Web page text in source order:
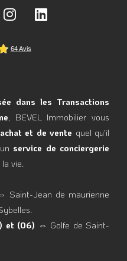
dans les Transactions
, BEVEL Immobilier vous
et de vente quel qu'il
service de conciergerie
vie.
Saint-Jean de maurienne
et (06) ⇔ Golfe de Saint-